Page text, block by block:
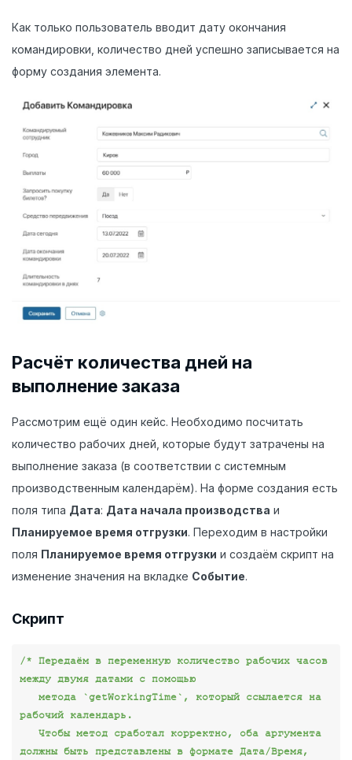
Как только пользователь вводит дату окончания
командировки, количество дней успешно записывается на
форму создания элемента.
Расчёт количества дней на
выполнение заказа
Рассмотрим ещё один кейс. Необходимо посчитать
количество рабочих дней, которые будут затрачены на
выполнение заказа (в соответствии с системным
производственным календарём). На форме создания есть
поля типа Дата: Дата начала производства и
Планируемое время отгрузки. Переходим в настройки
поля Планируемое время отгрузки и создаём скрипт на
изменение значения на вкладке Событие.
Скрипт
/* Передаём в переменную количество рабочих часов
между двумя датами с помощью
рабочий календарь.
должны быть представлены в формате Дата/Время,